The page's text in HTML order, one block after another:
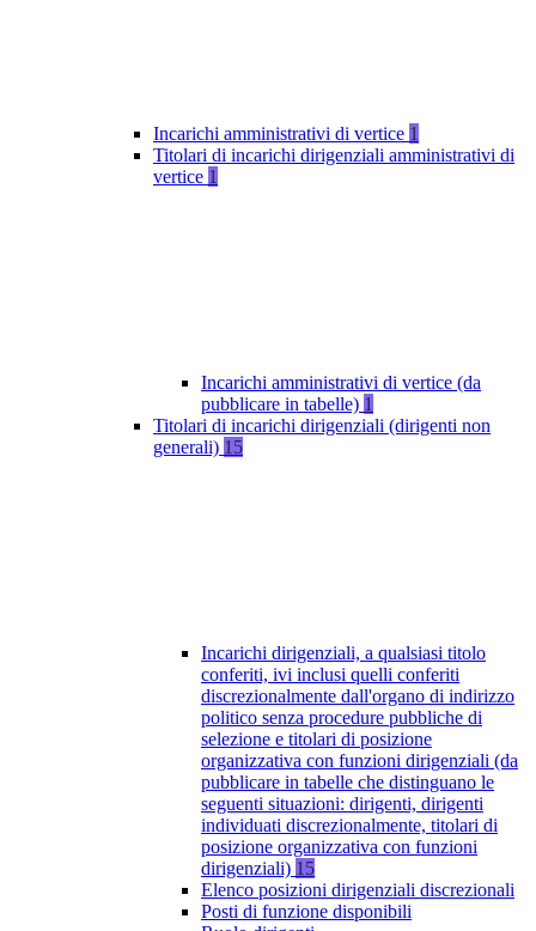
Incarichi amministrativi di vertice 1
Titolari di incarichi dirigenziali amministrativi di
vertice 1
Incarichi amministrativi di vertice (da
pubblicare in tabelle) 1
Titolari di incarichi dirigenziali (dirigenti non
generali) 15
Incarichi dirigenziali, a qualsiasi titolo
conferiti, ivi inclusi quelli conferiti
discrezionalmente dall'organo di indirizzo
politico senza procedure pubbliche di
selezione e titolari di posizione
organizzativa con funzioni dirigenziali (da
pubblicare in tabelle che distinguano le
seguenti situazioni: dirigenti, dirigenti
individuati discrezionalmente, titolari di
posizione organizzativa con funzioni
dirigenziali) 15
Elenco posizioni dirigenziali discrezionali
Posti di funzione disponibili